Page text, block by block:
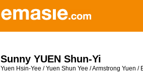
Sunny YUEN Shun-Yi
Yuen Hsin-Yee / Yuen Shun Yee / Armstrong Yuen /